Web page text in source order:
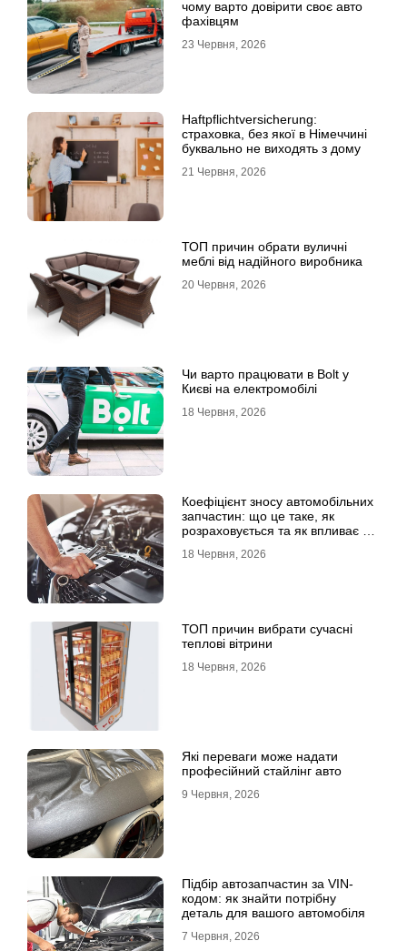
чому варто довірити своє авто
фахівцям
23 Червня, 2026
Haftpflichtversicherung:
страховка, без якої в Німеччині
буквально не виходять з дому
21 Червня, 2026
ТОП причин обрати вуличні
меблі від надійного виробника
20 Червня, 2026
Чи варто працювати в Bolt у
Києві на електромобілі
18 Червня, 2026
Коефіцієнт зносу автомобільних
запчастин: що це таке, як
розраховується та як впливає на
18 Червня, 2026
ТОП причин вибрати сучасні
теплові вітрини
18 Червня, 2026
Які переваги може надати
професійний стайлінг авто
9 Червня, 2026
Підбір автозапчастин за VIN-
кодом: як знайти потрібну
деталь для вашого автомобіля
7 Червня, 2026